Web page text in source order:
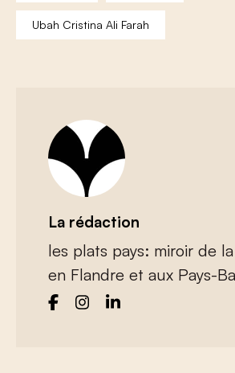
Ubah Cristina Ali Farah
La rédaction
les plats pays: miroir de
en Flandre et aux Pays-